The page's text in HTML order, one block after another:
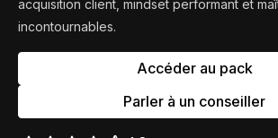
Retour
Contact
L'histoire
L'agence
acquisition client, mindset performant et
incontournables.
Accéder au pack
Parler à un conseiller